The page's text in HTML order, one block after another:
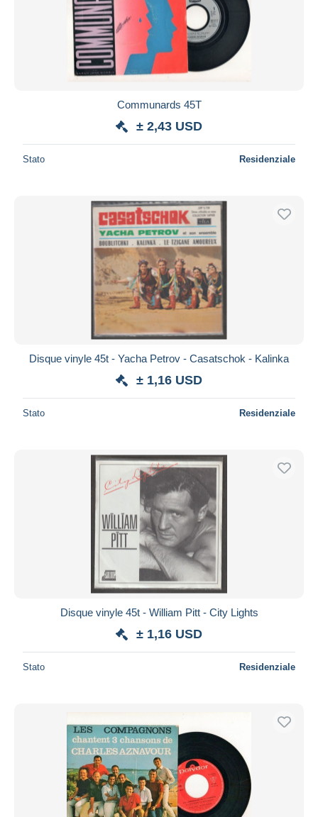
Communards 45T
± 2,43 USD
Stato Residenziale
Disque vinyle 45t - Yacha Petrov - Casatschok - Kalinka
± 1,16 USD
Stato Residenziale
Disque vinyle 45t - William Pitt - City Lights
± 1,16 USD
Stato Residenziale